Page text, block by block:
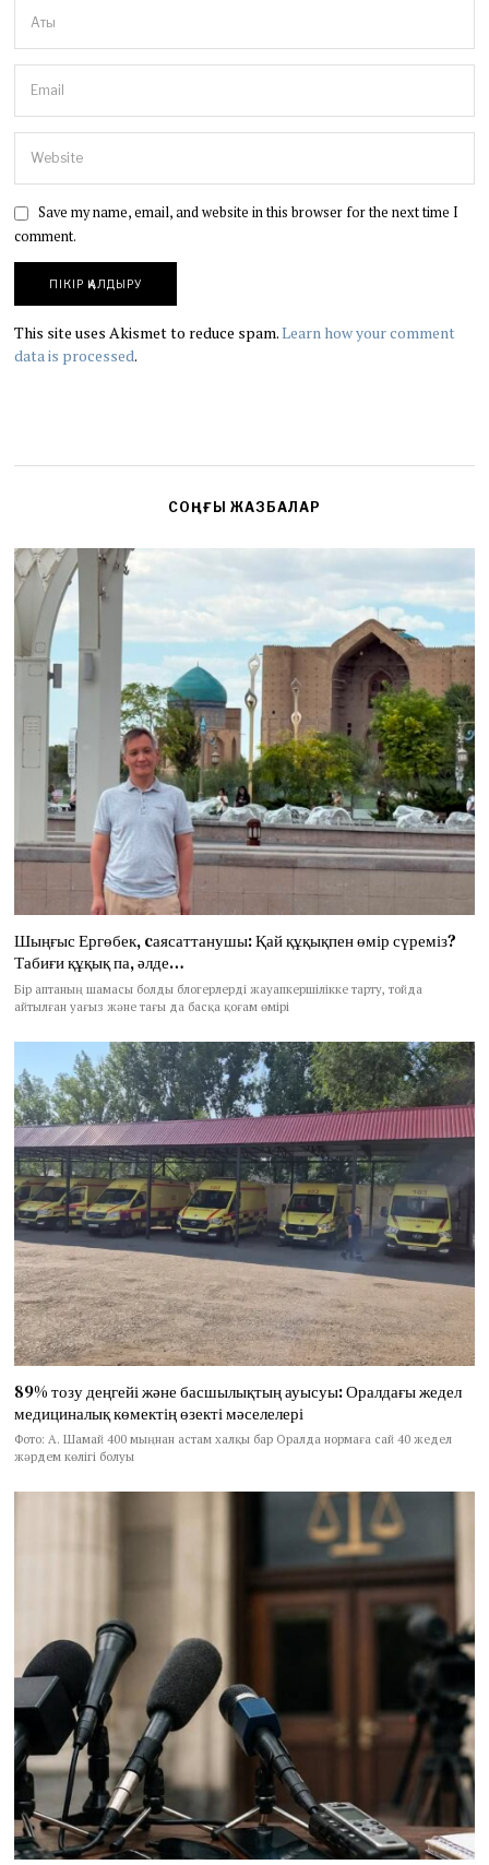
Save my name, email, and website in this browser for the next time I
comment.
This site uses Akismet to reduce spam.Learn how your comment
data is processed.
СОҢҒЫ ЖАЗБАЛАР
Шыңғыс Ергөбек, cаясаттанушы: Қай құқықпен өмір сүреміз?
Табиғи құқық па, әлде…
Бір аптаның шамасы болды блогерлерді жауапкершілікке тарту, тойда
айтылған уағыз және тағы да басқа қоғам өмірі
89% тозу деңгейі және басшылықтың ауысуы: Оралдағы жедел
медициналық көмектің өзекті мәселелері
Фото: А. Шамай 400 мыңнан астам халқы бар Оралда нормаға сай 40 жедел
жәрдем көлігі болуы